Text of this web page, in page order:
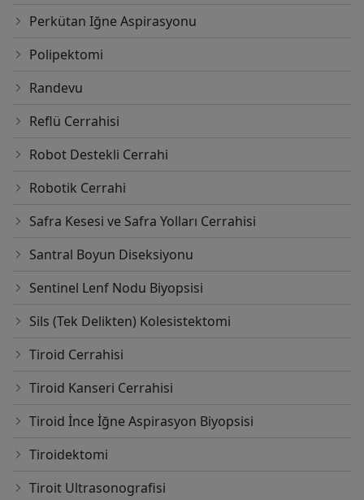
Perkütan Iğne Aspirasyonu
Polipektomi
Randevu
Reflü Cerrahisi
Robot Destekli Cerrahi
Robotik Cerrahi
Safra Kesesi ve Safra Yolları Cerrahisi
Santral Boyun Diseksiyonu
Sentinel Lenf Nodu Biyopsisi
Sils (Tek Delikten) Kolesistektomi
Tiroid Cerrahisi
Tiroid Kanseri Cerrahisi
Tiroid İnce İğne Aspirasyon Biyopsisi
Tiroidektomi
Tiroit Ultrasonografisi